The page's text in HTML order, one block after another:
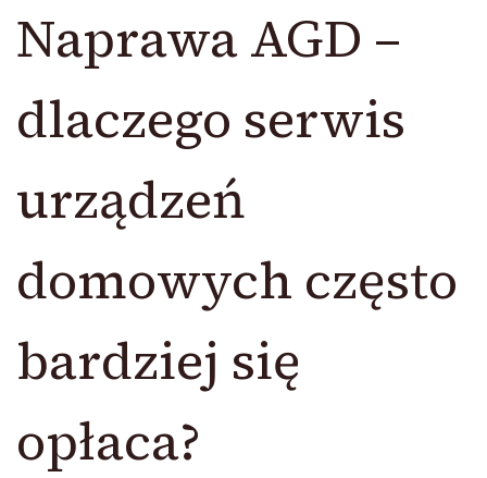
Naprawa AGD –
dlaczego serwis
urządzeń
domowych często
bardziej się
opłaca?